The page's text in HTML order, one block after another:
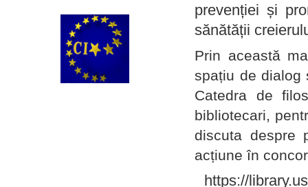
prevenției și
sănătății
Prin această
spațiu de dialog
Catedra de
bibliotecari,
discuta despre
acțiune în
https://